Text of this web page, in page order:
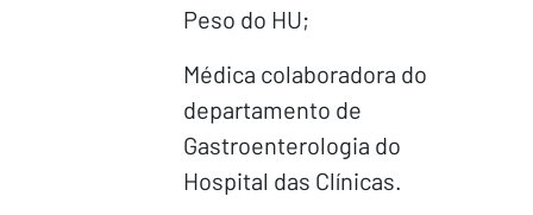
Peso do HU;
Médica colaboradora do
departamento de
Gastroenterologia do
Hospital das Clínicas.